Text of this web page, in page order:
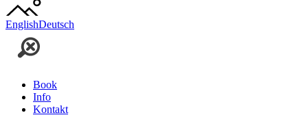
EnglishDeutsch
Book
Info
Kontakt